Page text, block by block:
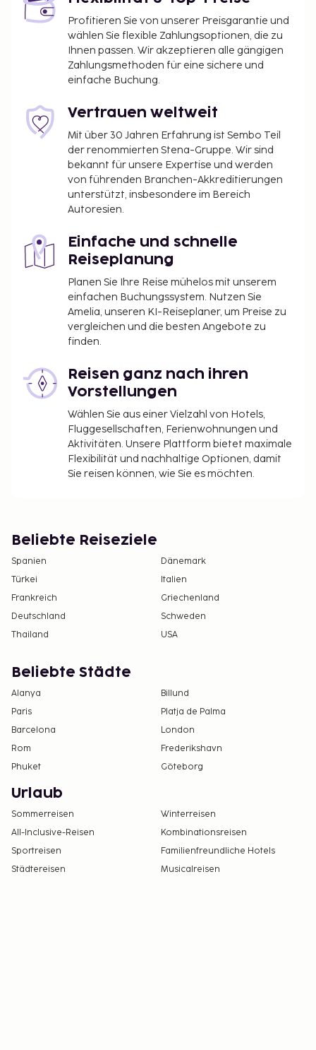
Profitieren Sie von unserer Preisgarantie und
wählen Sie flexible Zahlungsoptionen, die zu
Ihnen passen. Wir akzeptieren alle gängigen
Zahlungsmethoden für eine sichere und
einfache Buchung.
Vertrauen weltweit
Mit über 30 Jahren Erfahrung ist Sembo Teil
der renommierten Stena-Gruppe. Wir sind
bekannt für unsere Expertise und werden
von führenden Branchen-Akkreditierungen
unterstützt, insbesondere im Bereich
Autoresien.
Einfache und schnelle
Reiseplanung
Planen Sie Ihre Reise mühelos mit unserem
einfachen Buchungssystem. Nutzen Sie
Amelia, unseren KI-Reiseplaner, um Preise zu
vergleichen und die besten Angebote zu
finden.
Reisen ganz nach ihren
Vorstellungen
Wählen Sie aus einer Vielzahl von Hotels,
Fluggesellschaften, Ferienwohnungen und
Aktivitäten. Unsere Plattform bietet maximale
Flexibilität und nachhaltige Optionen, damit
Sie reisen können, wie Sie es möchten.
Beliebte Reiseziele
Spanien
Dänemark
Türkei
Italien
Frankreich
Griechenland
Deutschland
Schweden
Thailand
USA
Beliebte Städte
Alanya
Billund
Paris
Platja de Palma
Barcelona
London
Rom
Frederikshavn
Phuket
Göteborg
Urlaub
Sommerreisen
Winterreisen
All-Inclusive-Reisen
Kombinationsreisen
Sportreisen
Familienfreundliche Hotels
Städtereisen
Musicalreisen